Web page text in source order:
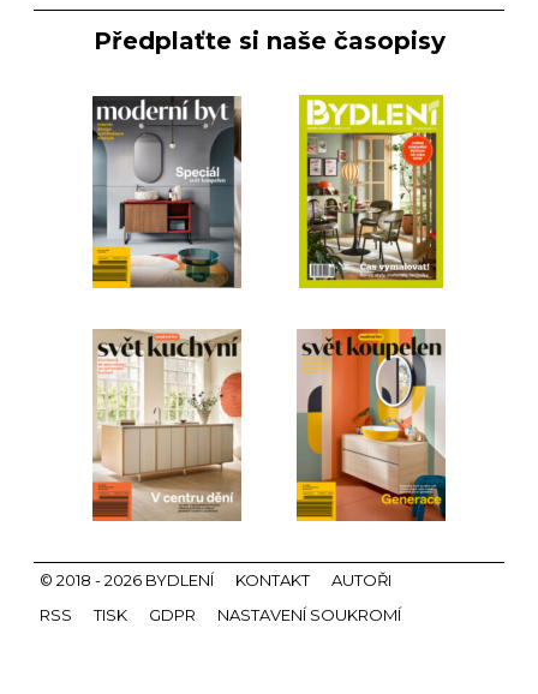
Předplaťte si naše časopisy
© 2018 - 2026 BYDLENÍ KONTAKT
AUTOŘI
RSS
TISK GDPR NASTAVENÍ SOUKROMÍ